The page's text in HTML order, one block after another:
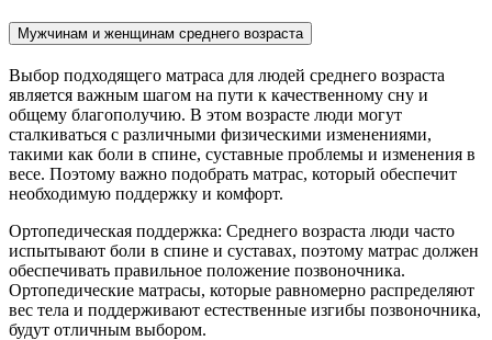
Мужчинам и женщинам среднего возраста
Выбор подходящего матраса для людей среднего возраста
является важным шагом на пути к качественному сну и
общему благополучию. В этом возрасте люди могут
сталкиваться с различными физическими изменениями,
такими как боли в спине, суставные проблемы и изменения в
весе. Поэтому важно подобрать матрас, который обеспечит
необходимую поддержку и комфорт.
Ортопедическая поддержка: Среднего возраста люди часто
испытывают боли в спине и суставах, поэтому матрас должен
обеспечивать правильное положение позвоночника.
Ортопедические матрасы, которые равномерно распределяют
вес тела и поддерживают естественные изгибы позвоночника,
будут отличным выбором.